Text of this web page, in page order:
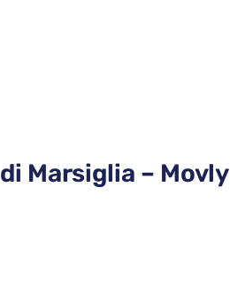
Marsiglia – Movly